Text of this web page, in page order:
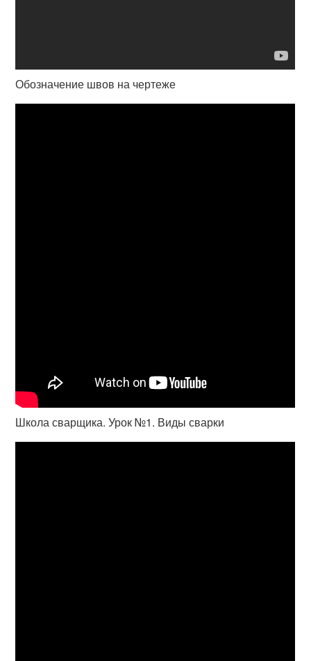
Обозначение швов на чертеже
Школа сварщика. Урок №1. Виды сварки